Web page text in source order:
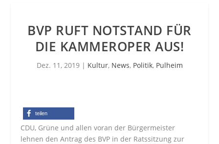
BVP RUFT NOTSTAND FÜR
DIE KAMMEROPER AUS!
Dez. 11, 2019| Kultur, News, Politik, Pulheim
teilen
CDU, Grüne und allen voran der Bürgermeister
lehnen den Antrag des BVP in der Ratssitzung zur